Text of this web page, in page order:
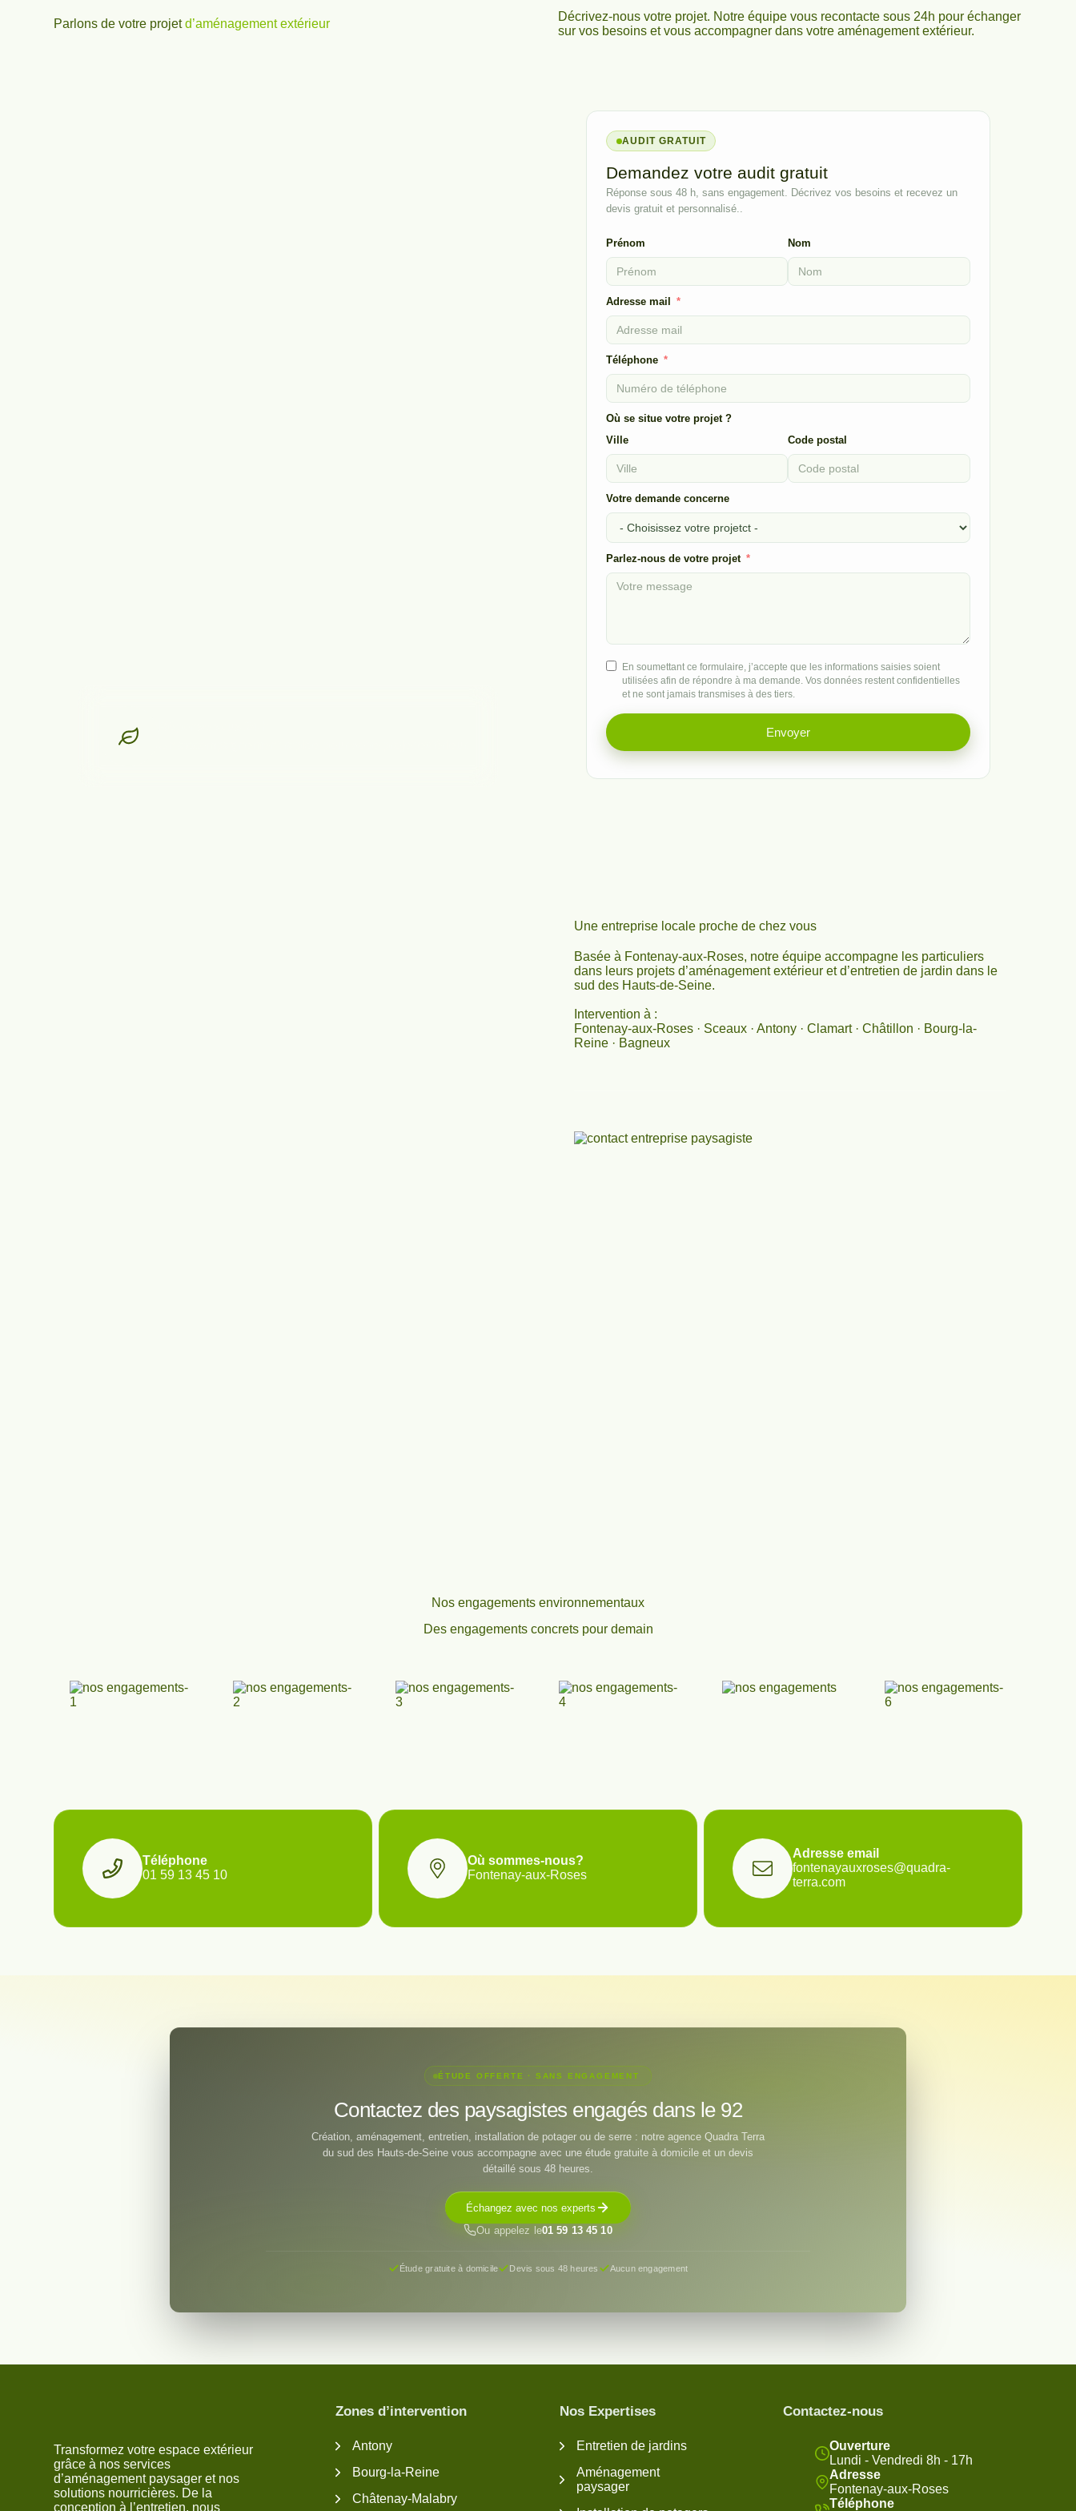
Parlons de votre projetd’aménagement extérieur
Décrivez-nous votre projet. Notre équipe vous recontacte sous 24h pour échanger
sur vos besoins et vous accompagner dans votre aménagement extérieur.
AUDIT GRATUIT
Demandez votre audit gratuit
Réponse sous 48 h, sans engagement. Décrivez vos besoins et recevez un
devis gratuit et personnalisé..
Prénom Nom
Adresse mail
Téléphone
Où se situe votre projet ?
Ville
Code postal
Votre demande concerne
Parlez-nous de votre projet
En soumettant ce formulaire, j’accepte que les informations saisies soient
utilisées afin de répondre à ma demande. Vos données restent confidentielles
et ne sont jamais transmises à des tiers.
Envoyer
Une entreprise locale proche de chez vous
Basée à Fontenay-aux-Roses, notre équipe accompagne les particuliers
dans leurs projets d’aménagement extérieur et d’entretien de jardin dans le
sud des Hauts-de-Seine.
Intervention à :
Fontenay-aux-Roses · Sceaux · Antony · Clamart · Châtillon · Bourg-la-
Reine · Bagneux
Nos engagements environnementaux
Des engagements concrets pour demain
Téléphone
01 59 13 45 10
Où sommes-nous?
Fontenay-aux-Roses
Adresse email
fontenayauxroses@quadra-
terra.com
ÉTUDE OFFERTE · SANS ENGAGEMENT
Contactez des paysagistes engagés dans le 92
Création, aménagement, entretien, installation de potager ou de serre : notre agence Quadra Terra
du sud des Hauts-de-Seine vous accompagne avec une étude gratuite à domicile et un devis
détaillé sous 48 heures.
Échangez avec nos experts
Ou appelez le01 59 13 45 10
Étude gratuite à domicile Devis sous 48 heures Aucun engagement
Transformez votre espace extérieur
grâce à nos services
d’aménagement paysager et nos
solutions nourricières. De la
conception à l’entretien, nous
Zones d’intervention
Antony
Bourg-la-Reine
Châtenay-Malabry
Nos Expertises
Entretien de jardins
Aménagement
paysager
Contactez-nous
Ouverture
Lundi - Vendredi 8h - 17h
Adresse
Fontenay-aux-Roses
Téléphone